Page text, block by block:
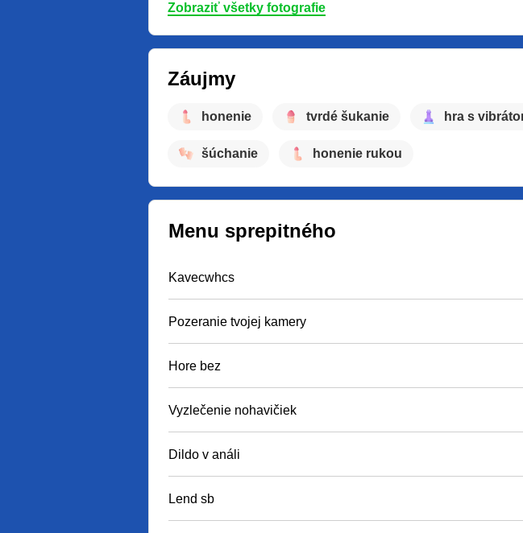
Zobraziť všetky fotografie
Záujmy
honenie tvrdé šukanie hra s
šúchanie honenie rukou
Menu sprepitného
Kavecwhcs
Pozeranie tvojej kamery
Hore bez
Vyzlečenie nohavičiek
Dildo v análi
Lend sb